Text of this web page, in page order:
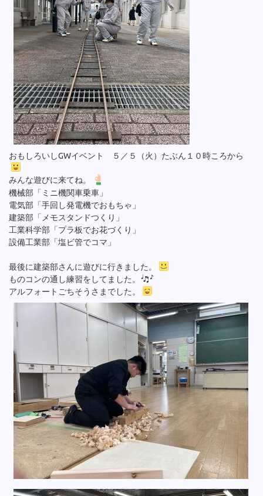
おもしろいしGWイベント ５／５（火）たぶん１０時ころから
みんな遊びに来てね。
機械部「ミニ機関車乗車」
電気部「手回し発電機でおもちゃ」
建築部「メモスタンドつくり」
工業科学部「プラ板でお花づくり」
設備工業部「塩ビ管でコマ」
最後に建築部さんに遊びに行きました。
ものコンの通し練習をしてました。
アルフォートごちそうさまでした。